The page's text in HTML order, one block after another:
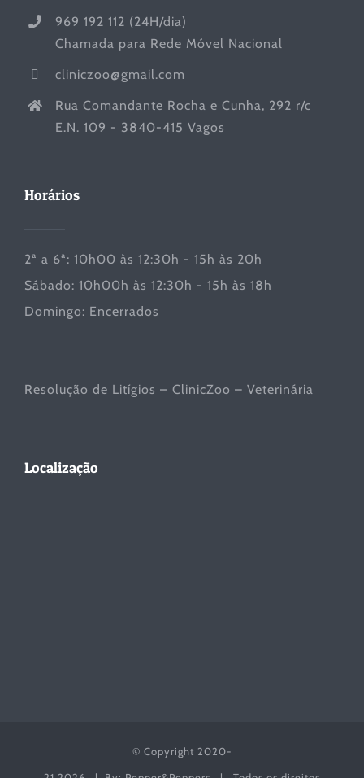
969 192 112 (24H/dia)
Chamada para Rede Móvel Nacional
cliniczoo@gmail.com
Rua Comandante Rocha e Cunha, 292 r/c
E.N. 109 - 3840-415 Vagos
Horários
2ª a 6ª: 10h00 às 12:30h - 15h às 20h
Sábado: 10h00h às 12:30h - 15h às 18h
Domingo: Encerrados
Resolução de Litígios – ClinicZoo – Veterinária
Localização
© Copyright 2020-